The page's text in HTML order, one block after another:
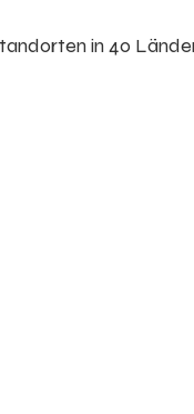
in 40